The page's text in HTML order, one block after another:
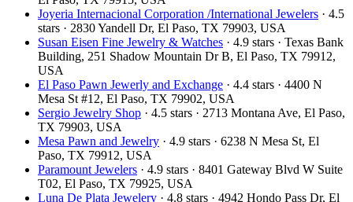
Joyeria Internacional Corporation /International Jewelers · 4.5
stars · 2830 Yandell Dr, El Paso, TX 79903, USA
Susan Eisen Fine Jewelry & Watches · 4.9 stars · Texas Bank
Building, 251 Shadow Mountain Dr B, El Paso, TX 79912,
USA
El Paso Pawn Jewerly and Exchange · 4.4 stars · 4400 N
Mesa St #12, El Paso, TX 79902, USA
Sergio Jewelry Shop · 4.5 stars · 2713 Montana Ave, El Paso,
TX 79903, USA
Mesa Pawn and Jewelry · 4.9 stars · 6238 N Mesa St, El
Paso, TX 79912, USA
Paramount Jewelers · 4.9 stars · 8401 Gateway Blvd W Suite
T02, El Paso, TX 79925, USA
Luna De Plata Jewelery · 4.8 stars · 4942 Hondo Pass Dr, El